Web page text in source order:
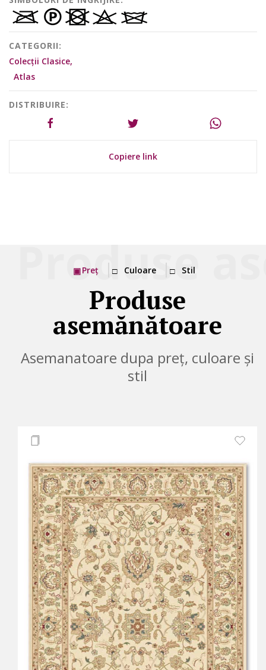
CATEGORII:
Colecții Clasice,
Atlas
DISTRIBUIRE:
Copiere link
Preț Culoare Stil
Produse
asemănătoare
Asemanatoare dupa preț, culoare și
stil